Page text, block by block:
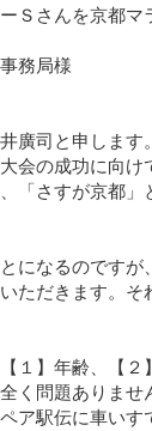
Ｓさんを京都マ
員会事務
廣司と申します
会の成功に向け
「さすが京都
になるのですが
ただきます。
１】年齢、【２
く問題ありませ
ア駅伝に車いす